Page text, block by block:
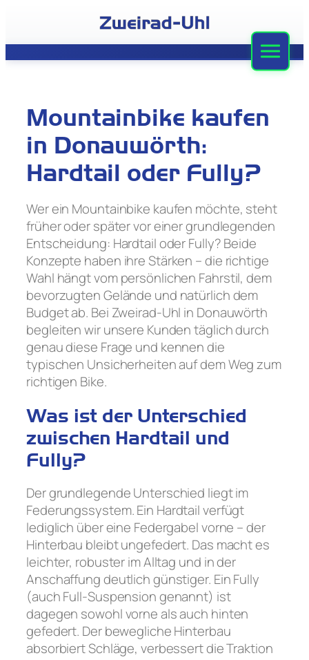
springen
Team
Kontakt
Mountainbike kaufen
in Donauwörth:
Hardtail oder Fully?
Wer ein Mountainbike kaufen möchte, steht
früher oder später vor einer grundlegenden
Entscheidung: Hardtail oder Fully? Beide
Konzepte haben ihre Stärken – die richtige
Wahl hängt vom persönlichen Fahrstil, dem
bevorzugten Gelände und natürlich dem
Budget ab. Bei Zweirad-Uhl in Donauwörth
begleiten wir unsere Kunden täglich durch
genau diese Frage und kennen die
typischen Unsicherheiten auf dem Weg zum
richtigen Bike.
Was ist der Unterschied
zwischen Hardtail und
Fully?
Der grundlegende Unterschied liegt im
Federungssystem. Ein Hardtail verfügt
lediglich über eine Federgabel vorne – der
Hinterbau bleibt ungefedert. Das macht es
leichter, robuster im Alltag und in der
Anschaffung deutlich günstiger. Ein Fully
(auch Full-Suspension genannt) ist
dagegen sowohl vorne als auch hinten
gefedert. Der bewegliche Hinterbau
absorbiert Schläge, verbessert die Traktion